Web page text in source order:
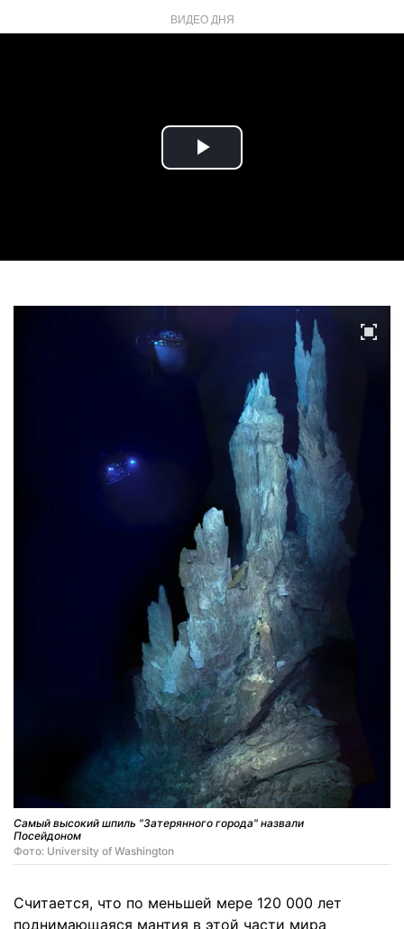
ВИДЕО ДНЯ
Play
Самый высокий шпиль "Затерянного города" назвали
Посейдоном
Фото: University of Washington
Считается, что по меньшей мере 120 000 лет
поднимающаяся мантия в этой части мира